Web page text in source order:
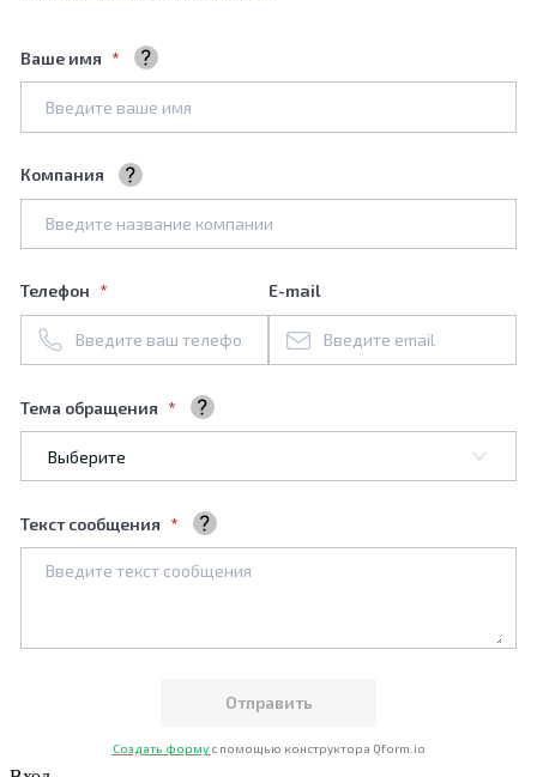
Ваше имя
Ваше полное имя
Компания
Телефон E-mail
Тема обращения
Текст сообщения
Создать форму с помощью конструктора Qform.io